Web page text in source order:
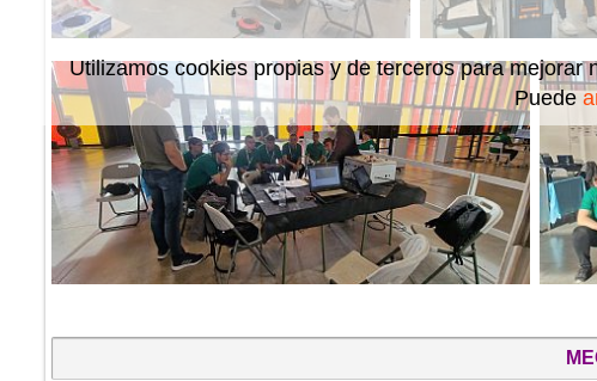
Utilizamos cookies propias y de terceros para
Puede